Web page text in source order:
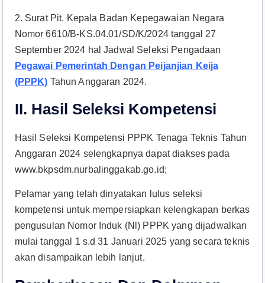
2. Surat Pit. Kepala Badan Kepegawaian Negara
Nomor 6610/B-KS.04.01/SD/K/2024 tanggal 27
September 2024 hal Jadwal Seleksi Pengadaan
Pegawai Pemerintah Dengan Peijanjian Keija
(PPPK) Tahun Anggaran 2024.
II. Hasil Seleksi Kompetensi
Hasil Seleksi Kompetensi PPPK Tenaga Teknis Tahun
Anggaran 2024 selengkapnya dapat diakses pada
www.bkpsdm.nurbalinggakab.go.id;
Pelamar yang telah dinyatakan lulus seleksi
kompetensi untuk mempersiapkan kelengkapan berkas
pengusulan Nomor Induk (Nl) PPPK yang dijadwalkan
mulai tanggal 1 s.d 31 Januari 2025 yang secara teknis
akan disampaikan lebih lanjut.